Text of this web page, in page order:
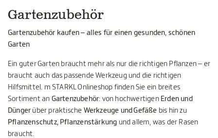
Gartenzubehör
Gartenzubehör kaufen – alles für einen gesunden, schönen
Garten
Ein guter Garten braucht mehr als nur die richtigen Pflanzen – er
braucht auch das passende Werkzeug und die richtigen
Hilfsmittel. m STARKL Onlineshop finden Sie ein breites
Sortiment an Gartenzubehör: von hochwertigen Erden und
Dünger über praktische Werkzeuge und Gefäße bis hin zu
Pflanzenschutz, Pflanzenstärkung und allem, was der Rasen
braucht.